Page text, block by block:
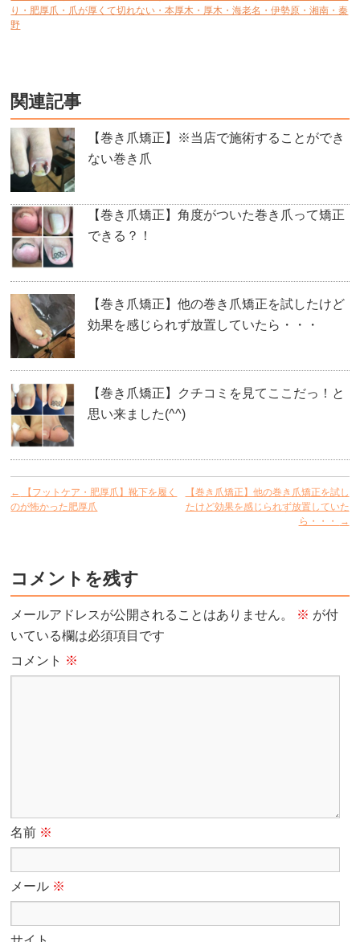
り・肥厚爪・爪が厚くて切れない・本厚木・厚木・海老名・伊勢原・湘南・秦
野
関連記事
【巻き爪矯正】※当店で施術することができ
ない巻き爪
【巻き爪矯正】角度がついた巻き爪って矯正
できる？！
【巻き爪矯正】他の巻き爪矯正を試したけど
効果を感じられず放置していたら・・・
【巻き爪矯正】クチコミを見てここだっ！と
思い来ました(^^)
←
【フットケア・肥厚爪】靴下を履く
のが怖かった肥厚爪
【巻き爪矯正】他の巻き爪矯正を試し
たけど効果を感じられず放置していた
ら・・・
→
コメントを残す
メールアドレスが公開されることはありません。 ※ が付
いている欄は必須項目です
コメント ※
名前 ※
メール ※